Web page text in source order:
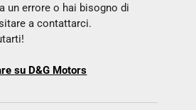
un errore o hai bisogno di
a contattarci.
su D&G Motors